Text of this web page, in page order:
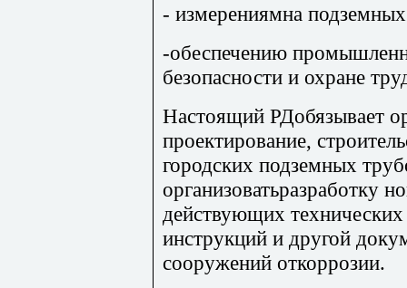
- измерениямна
-обеспечению
безопасности и охране
Настоящий РДобязывает
проектирование,
городских подземных
организоватьразработку
действующих
инструкций и другой
сооружений откоррозии.